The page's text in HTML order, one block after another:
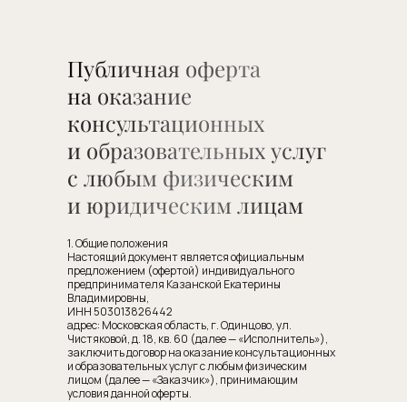
Публичная оферта
на оказание
консультационных
и образовательных услуг
с любым физическим
и юридическим лицам
1. Общие положения
Настоящий документ является официальным
предложением (офертой) индивидуального
предпринимателя Казанской Екатерины
Владимировны,
ИНН 503013826442
адрес: Московская область, г. Одинцово, ул.
Чистяковой, д. 18, кв. 60 (далее — «Исполнитель»),
заключить договор на оказание консультационных
и образовательных услуг с любым физическим
лицом (далее — «Заказчик»), принимающим
условия данной оферты.